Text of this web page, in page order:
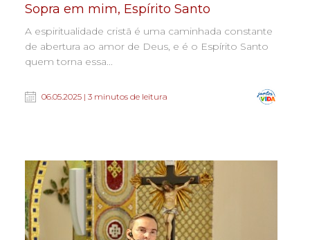
Sopra em mim, Espírito Santo
A espiritualidade cristã é uma caminhada constante
de abertura ao amor de Deus, e é o Espírito Santo
quem torna essa...
06.05.2025 | 3 minutos de leitura